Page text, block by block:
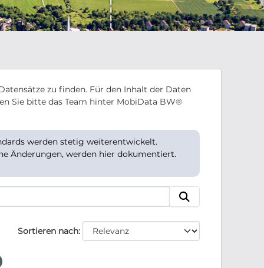
zu finden. Für den Inhalt der Daten
Sie bitte das Team hinter MobiData BW®
werden stetig weiterentwickelt.
Änderungen, werden hier dokumentiert.
Sortieren nach